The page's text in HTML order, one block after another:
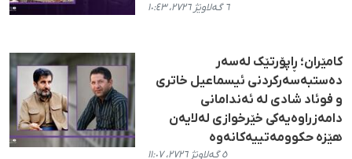
٦ گەلاوێژ ٢٧٢٦، ١٠:٤٣
کامێران؛ ڕاپۆرتێک لەسەر
دەستبەسەرکردنی ئیسماعیل خاتری
و فوئاد شادی لە ئەندامانی
دامەزراوەیەکی خێرخوازی لەلایەن
هێزە حکوومەتییەکانەوە
٥ گەلاوێژ ٢٧٢٦، ١١:٠٧